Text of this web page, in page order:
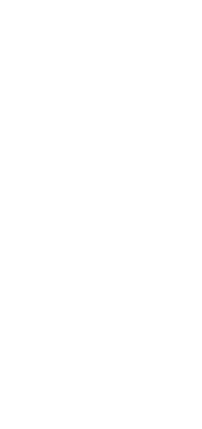
fenêtre)